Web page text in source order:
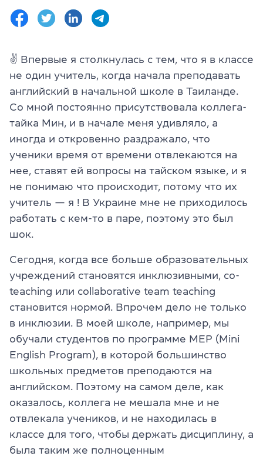
(050) 580 11 00
(063) 580 11 00
Посмотреть на Google Maps
✌ Впервые я столкнулась с тем, что я в классе
не один учитель, когда начала преподавать
английский в начальной школе в Таиланде.
Со мной постоянно присутствовала коллега-
тайка Мин, и в начале меня удивляло, а
иногда и откровенно раздражало, что
ученики время от времени отвлекаются на
нее, ставят ей вопросы на тайском языке, и я
не понимаю что происходит, потому что их
учитель — я ! В Украине мне не приходилось
работать с кем-то в паре, поэтому это был
шок.
Сегодня, когда все больше образовательных
учреждений становятся инклюзивными, co-
teaching или collaborative team teaching
становится нормой. Впрочем дело не только
в инклюзии. В моей школе, например, мы
обучали студентов по программе MEP (Mini
English Program), в которой большинство
школьных предметов преподаются на
английском. Поэтому на самом деле, как
оказалось, коллега не мешала мне и не
отвлекала учеников, и не находилась в
классе для того, чтобы держать дисциплину, а
была таким же полноценным